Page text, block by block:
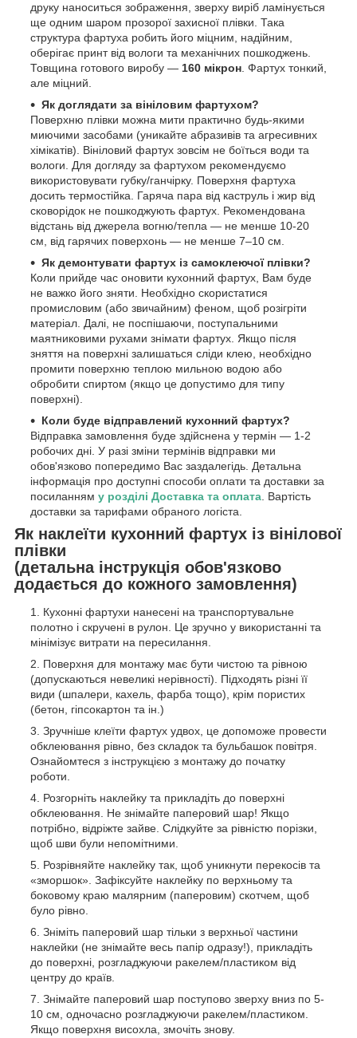
друку наноситься зображення, зверху виріб ламінується
ще одним шаром прозорої захисної плівки. Така
структура фартуха робить його міцним, надійним,
оберігає принт від вологи та механічних пошкоджень.
Товщина готового виробу — 160 мікрон . Фартух тонкий,
але міцний.
Як доглядати за вініловим фартухом?
Поверхню плівки можна мити практично будь-якими
миючими засобами (уникайте абразивів та агресивних
хімікатів). Вініловий фартух зовсім не боїться води та
вологи. Для догляду за фартухом рекомендуємо
використовувати губку/ганчірку. Поверхня фартуха
досить термостійка. Гаряча пара від каструль і жир від
сковорідок не пошкоджують фартух. Рекомендована
відстань від джерела вогню/тепла — не менше 10-20
см, від гарячих поверхонь — не менше 7–10 см.
Як демонтувати фартух із самоклеючої плівки?
Коли прийде час оновити кухонний фартух, Вам буде
не важко його зняти. Необхідно скористатися
промисловим (або звичайним) феном, щоб розігріти
матеріал. Далі, не поспішаючи, поступальними
маятниковими рухами знімати фартух. Якщо після
зняття на поверхні залишаться сліди клею, необхідно
промити поверхню теплою мильною водою або
обробити спиртом (якщо це допустимо для типу
поверхні).
Коли буде відправлений кухонний фартух?
Відправка замовлення буде здійснена у термін — 1-2
робочих дні. У разі зміни термінів відправки ми
обов'язково попередимо Вас заздалегідь. Детальна
інформація про доступні способи оплати та доставки за
посиланням у розділі Доставка та оплата . Вартість
доставки за тарифами обраного логіста.
Як наклеїти кухонний фартух із вінілової
плівки
(детальна інструкція обов'язково
додається до кожного замовлення)
Кухонні фартухи нанесені на транспортувальне
полотно і скручені в рулон. Це зручно у використанні та
мінімізує витрати на пересилання.
Поверхня для монтажу має бути чистою та рівною
(допускаються невеликі нерівності). Підходять різні її
види (шпалери, кахель, фарба тощо), крім пористих
(бетон, гіпсокартон та ін.)
Зручніше клеїти фартух удвох, це допоможе провести
обклеювання рівно, без складок та бульбашок повітря.
Ознайомтеся з інструкцією з монтажу до початку
роботи.
Розгорніть наклейку та прикладіть до поверхні
обклеювання. Не знімайте паперовий шар! Якщо
потрібно, відріжте зайве. Слідкуйте за рівністю порізки,
щоб шви були непомітними.
Розрівняйте наклейку так, щоб уникнути перекосів та
«зморшок». Зафіксуйте наклейку по верхньому та
боковому краю малярним (паперовим) скотчем, щоб
було рівно.
Зніміть паперовий шар тільки з верхньої частини
наклейки (не знімайте весь папір одразу!), прикладіть
до поверхні, розгладжуючи ракелем/пластиком від
центру до країв.
Знімайте паперовий шар поступово зверху вниз по 5-
10 см, одночасно розгладжуючи ракелем/пластиком.
Якщо поверхня висохла, змочіть знову.